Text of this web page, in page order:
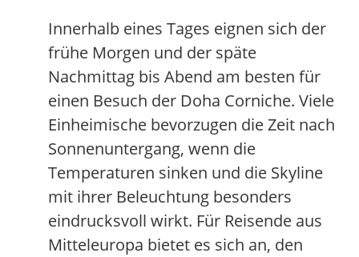
Innerhalb eines Tages eignen sich der
frühe Morgen und der späte
Nachmittag bis Abend am besten für
einen Besuch der Doha Corniche. Viele
Einheimische bevorzugen die Zeit nach
Sonnenuntergang, wenn die
Temperaturen sinken und die Skyline
mit ihrer Beleuchtung besonders
eindrucksvoll wirkt. Für Reisende aus
Mitteleuropa bietet es sich an, den